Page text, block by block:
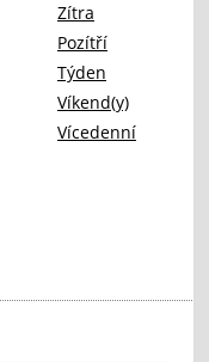
Zítra
Pozítří
Týden
Víkend(y)
Vícedenní